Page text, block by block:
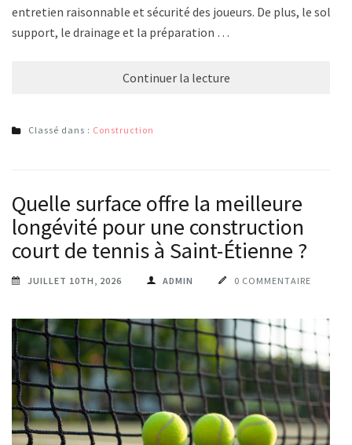
entretien raisonnable et sécurité des joueurs. De plus, le sol
support, le drainage et la préparation …
Continuer la lecture
Classé dans : Construction
Quelle surface offre la meilleure
longévité pour une construction
court de tennis à Saint-Étienne ?
JUILLET 10TH, 2026 ADMIN 0 COMMENTAIRE